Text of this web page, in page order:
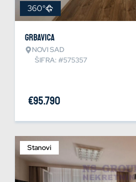
360°
Grbavica
NOVI SAD
ŠIFRA: #575357
€95.790
Stanovi